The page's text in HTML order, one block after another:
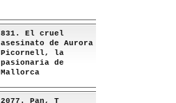
831. El cruel
asesinato de Aurora
Picornell, la
pasionaria de
Mallorca
2077. Pan, T